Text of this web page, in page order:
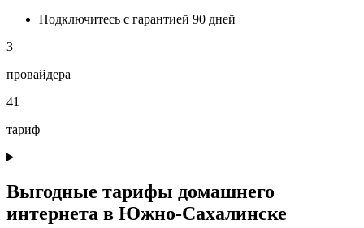
Подключитесь с гарантией 90 дней
3
провайдера
41
тариф
Выгодные тарифы домашнего
интернета в Южно-Сахалинске